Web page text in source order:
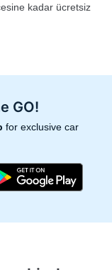
kadar ücretsiz
GO!
for exclusive car